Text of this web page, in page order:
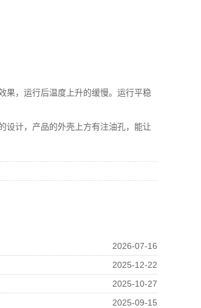
果，运行后温度上升的缓慢。运行平稳
设计，产品的外壳上方有注油孔，能让
2026-07-16
2025-12-22
2025-10-27
2025-09-15